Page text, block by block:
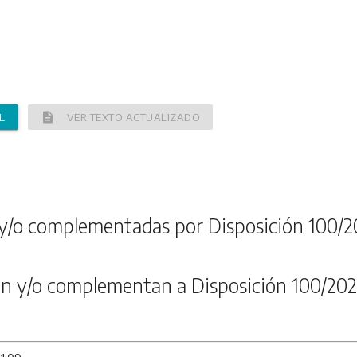
description VER TEXTO ACTUALIZADO
o complementadas por Disposición 100/
y/o complementan a Disposición 100/